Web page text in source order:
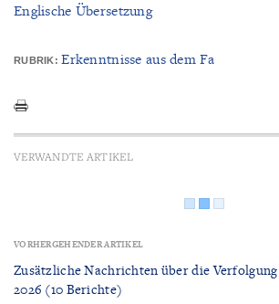
Englische Übersetzung
RUBRIK: Erkenntnisse aus dem Fa
VERWANDTE ARTIKEL
VORHERGEHENDER ARTIKEL
Zusätzliche Nachrichten über die Verfolgung
2026 (10 Berichte)